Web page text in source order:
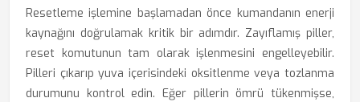
Resetleme işlemine başlamadan önce kumandanın enerji
kaynağını doğrulamak kritik bir adımdır. Zayıflamış piller,
reset komutunun tam olarak işlenmesini engelleyebilir.
Pilleri çıkarıp yuva içerisindeki oksitlenme veya tozlanma
durumunu kontrol edin. Eğer pillerin ömrü tükenmişse,